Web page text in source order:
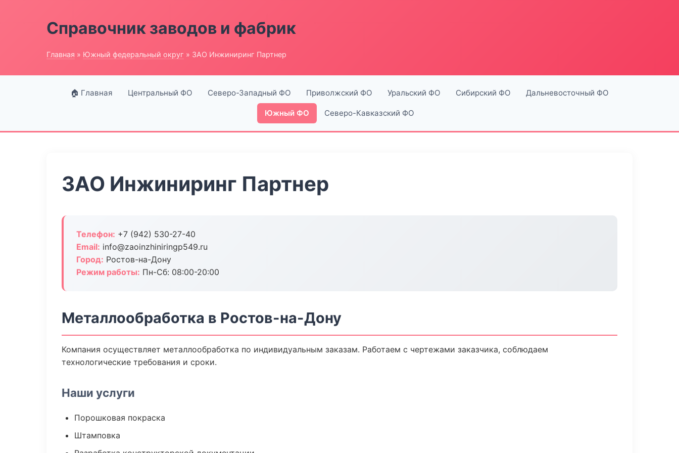
Справочник заводов и фабрик
Главная » Южный федеральный округ » ЗАО Инжиниринг Партнер
🏠 Главная Центральный ФО Северо-Западный ФО Приволжский ФО Уральский ФО Сибирский ФО Дальневосточный ФО
Южный ФО Северо-Кавказский ФО
ЗАО Инжиниринг Партнер
Телефон: +7 (942) 530-27-40
Email: info@zaoinzhiniringp549.ru
Город: Ростов-на-Дону
Режим работы: Пн-Сб: 08:00-20:00
Металлообработка в Ростов-на-Дону
Компания осуществляет металлообработка по индивидуальным заказам. Работаем с чертежами заказчика, соблюдаем
технологические требования и сроки.
Наши услуги
Порошковая покраска
Штамповка